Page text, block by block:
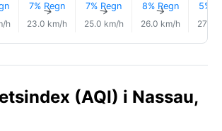
h
7% Regn
↑
23.0 km/h
7% Regn
↑
25.0 km/h
8% Regn
↑
26.0 km/h
5%
27.0
(AQI) i Nassau,